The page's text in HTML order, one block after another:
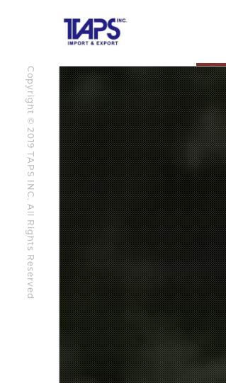
Copyright © 2019 TAPS INC. All Rights Reserved